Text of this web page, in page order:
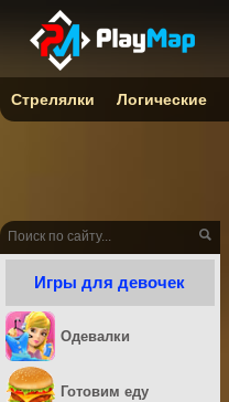
Игры для девочек
Одевалки
Готовим еду
Стрелялки Логические